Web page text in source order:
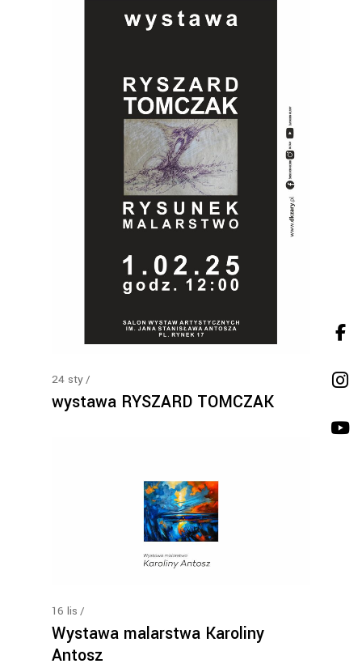
24 sty
wystawa RYSZARD TOMCZAK
16 lis
Wystawa malarstwa Karoliny
Antosz